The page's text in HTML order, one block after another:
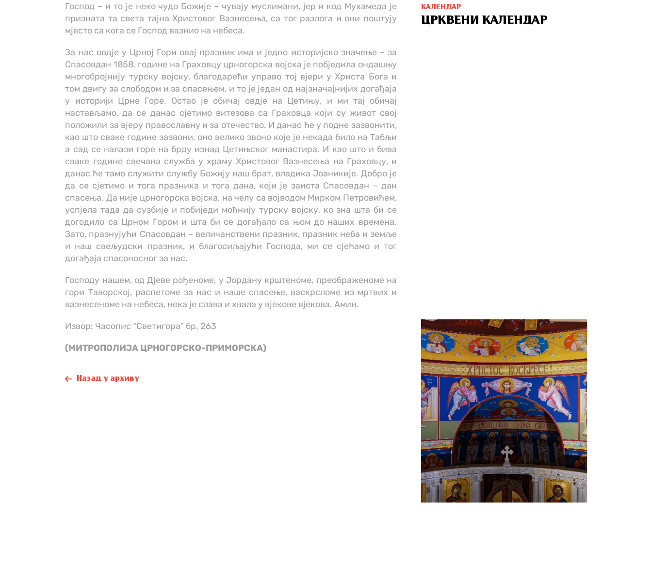
Господ – и то је неко чудо Божије – чувају муслимани, јер и код Мухамеда је
призната та света тајна Христовог Вазнесења, са тог разлога и они поштују
мјесто са кога се Господ вазнио на небеса.
За нас овдје у Црној Гори овај празник има и једно историјско значење – за
Спасовдан 1858. године на Граховцу црногорска војска је побједила ондашњу
многобројнију турску војску, благодарећи управо тој вјери у Христа Бога и
том двигу за слободом и за спасењем, и то је један од најзначајнијих догађаја
у историји Црне Горе. Остао је обичај овдје на Цетињу, и ми тај обичај
настављамо, да се данас сјетимо витезова са Граховца који су живот свој
положили за вјеру православну и за отечество. И данас ће у подне зазвонити,
као што сваке године зазвони, оно велико звоно које је некада било на Табљи
а сад се налази горе на брду изнад Цетињског манастира. И као што и бива
сваке године свечана служба у храму Христовог Вазнесења на Граховцу, и
данас ће тамо служити службу Божију наш брат, владика Јоаникије. Добро је
да се сјетимо и тога празника и тога дана, који је заиста Спасовдан – дан
спасења. Да није црногорска војска, на челу са војводом Мирком Петровићем,
успјела тада да сузбије и побиједи моћнију турску војску, ко зна шта би се
догодило са Црном Гором и шта би се догађало са њом до наших времена.
Зато, празнујући Спасовдан – величанствени празник, празник неба и земље
и наш свељудски празник, и благосиљајући Господа, ми се сјећамо и тог
догађаја спасоносног за нас.
Господу нашем, од Дјеве рођеноме, у Јордану крштеноме, преображеноме на
гори Таворској, распетоме за нас и наше спасење, васкрсломе из мртвих и
вазнесеноме на небеса, нека је слава и хвала у вјекове вјекова. Амин.
Извор: Часопис “Светигора” бр. 263
(МИТРОПОЛИЈА ЦРНОГОРСКО-ПРИМОРСКА)
Назад у архиву
КАЛЕНДАР
ЦРКВЕНИ КАЛЕНДАР